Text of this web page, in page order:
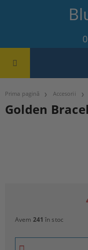
Prima pagină Accesorii
Golden
Avem 241în stoc